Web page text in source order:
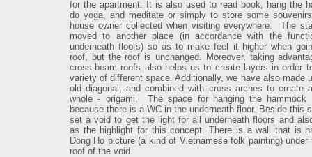
for the apartment. It is also used to read book, hang the
do yoga, and meditate or simply to store some
house owner collected when visiting everywhere. The
moved to another place (in accordance with the
underneath floors) so as to make feel it higher when
roof, but the roof is unchanged. Moreover, taking
cross-beam roofs also helps us to create layers in order
variety of different space. Additionally, we have also made
old diagonal, and combined with cross arches to create
whole - origami. The space for hanging the hammock
because there is a WC in the underneath floor. Beside this
set a void to get the light for all underneath floors and
as the highlight for this concept. There is a wall that is
Dong Ho picture (a kind of Vietnamese folk painting) under
roof of the void.